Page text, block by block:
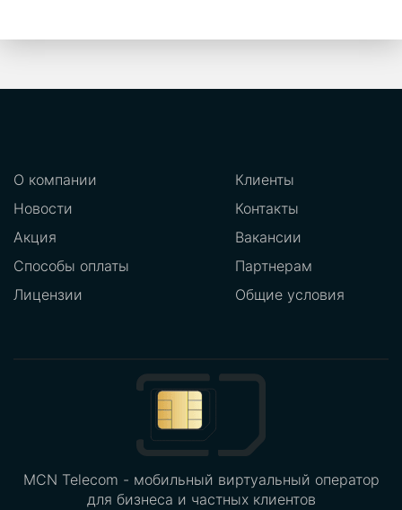
О компании
Новости
Акция
Способы оплаты
Лицензии
Клиенты
Контакты
Вакансии
Партнерам
Общие условия
MCN Telecom - мобильный виртуальный оператор
для бизнеса и частных клиентов